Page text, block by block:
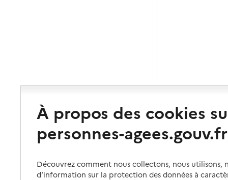
À propos des cookies
personnes-agees.gouv.fr
Découvrez comment nous collectons, nous
d’information sur la protection des données à